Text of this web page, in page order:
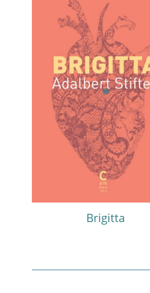
Brigitta